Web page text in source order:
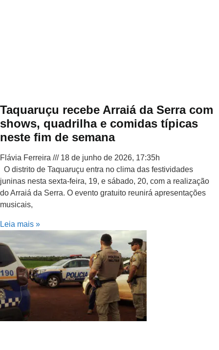
Taquaruçu recebe Arraiá da Serra com
shows, quadrilha e comidas típicas
neste fim de semana
Flávia Ferreira
18 de junho de 2026, 17:35h
O distrito de Taquaruçu entra no clima das festividades
juninas nesta sexta-feira, 19, e sábado, 20, com a realização
do Arraiá da Serra. O evento gratuito reunirá apresentações
musicais,
Leia mais »